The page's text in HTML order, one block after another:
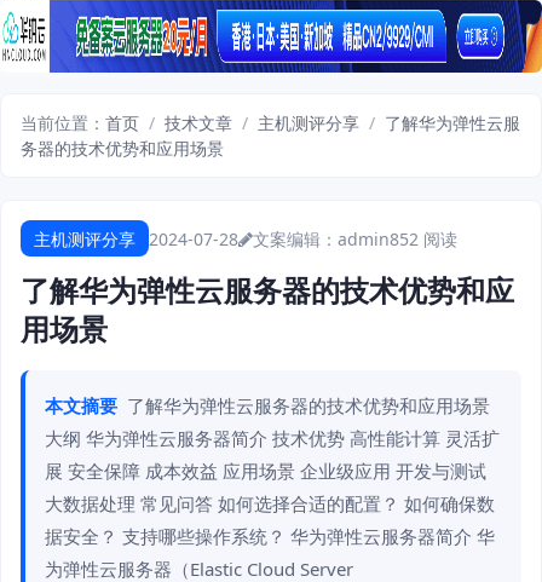
当前位置： 首页 / 技术文章 / 主机测评分享 / 了解华为弹性云服
务器的技术优势和应用场景
主机测评分享 2024-07-28 文案编辑：admin852 阅读
了解华为弹性云服务器的技术优势和应
用场景
本文摘要 了解华为弹性云服务器的技术优势和应用场景
大纲 华为弹性云服务器简介 技术优势 高性能计算 灵活扩
展 安全保障 成本效益 应用场景 企业级应用 开发与测试
大数据处理 常见问答 如何选择合适的配置？ 如何确保数
据安全？ 支持哪些操作系统？ 华为弹性云服务器简介 华
为弹性云服务器（Elastic Cloud Server